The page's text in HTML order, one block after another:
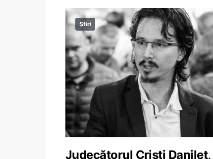
Știri
Judecătorul Cristi Danileț,